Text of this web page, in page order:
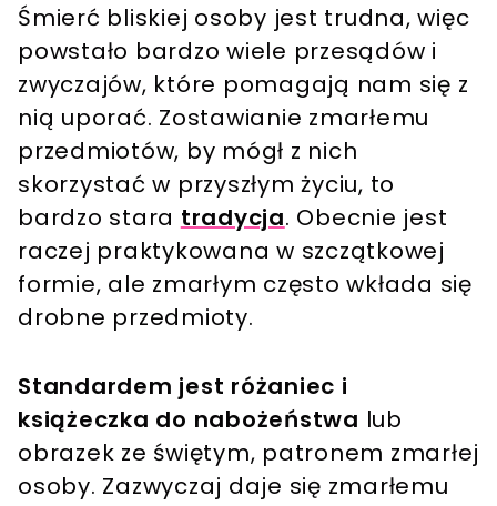
Śmierć bliskiej osoby jest trudna, więc
powstało bardzo wiele przesądów i
zwyczajów, które pomagają nam się z
nią uporać. Zostawianie zmarłemu
przedmiotów, by mógł z nich
skorzystać w przyszłym życiu, to
bardzo stara tradycja. Obecnie jest
raczej praktykowana w szczątkowej
formie, ale zmarłym często wkłada się
drobne przedmioty.
Standardem jest różaniec i
książeczka do nabożeństwa lub
obrazek ze świętym, patronem zmarłej
osoby. Zazwyczaj daje się zmarłemu